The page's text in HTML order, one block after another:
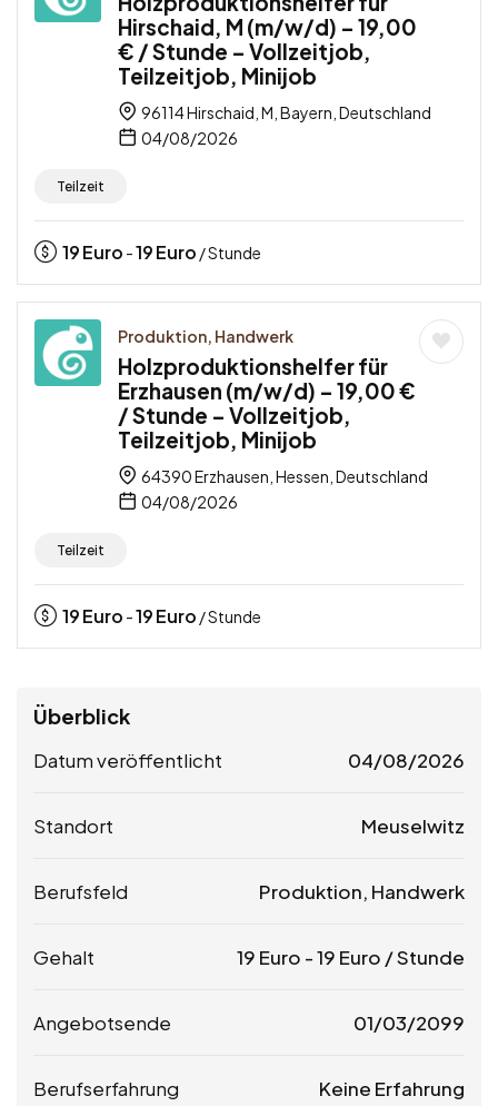
Hirschaid, M (m/w/d) – 19,00
€ / Stunde – Vollzeitjob,
Teilzeitjob, Minijob
96114 Hirschaid, M, Bayern, Deutschland
04/08/2026
Teilzeit
19Euro -19Euro / Stunde
Produktion, Handwerk
Holzproduktionshelfer für
Erzhausen (m/w/d) – 19,00 €
/ Stunde – Vollzeitjob,
Teilzeitjob, Minijob
64390 Erzhausen, Hessen, Deutschland
04/08/2026
Teilzeit
19Euro -19Euro / Stunde
Überblick
Datum veröffentlicht 04/08/2026
Standort Meuselwitz
Berufsfeld Produktion, Handwerk
Gehalt 19 Euro -19 Euro / Stunde
Angebotsende 01/03/2099
Berufserfahrung Keine Erfahrung